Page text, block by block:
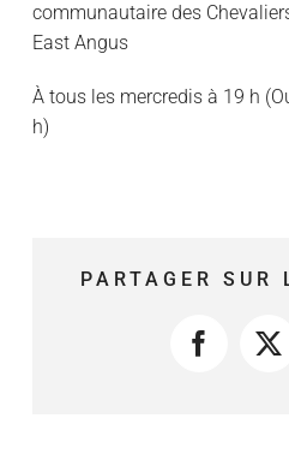
communautaire des
East Angus
À tous les mercredis à 19 h
h)
PARTAGER SUR
Facebook
X